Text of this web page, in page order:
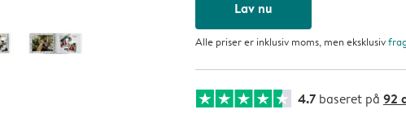
Lav nu
Alle priser er inklusiv moms, men eksklusiv
4.7 baseret på 92